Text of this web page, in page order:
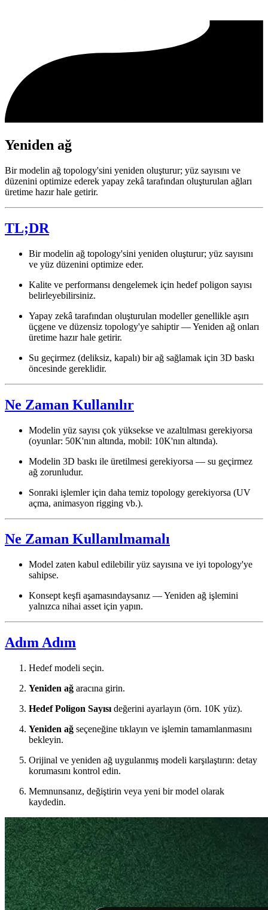
Yeniden ağ
Bir modelin ağ topology'sini yeniden oluşturur; yüz sayısını ve
düzenini optimize ederek yapay zekâ tarafından oluşturulan ağları
üretime hazır hale getirir.
TL;DR
Bir modelin ağ topology'sini yeniden oluşturur; yüz sayısını
ve yüz düzenini optimize eder.
Kalite ve performansı dengelemek için hedef poligon sayısı
belirleyebilirsiniz.
Yapay zekâ tarafından oluşturulan modeller genellikle aşırı
üçgene ve düzensiz topology'ye sahiptir — Yeniden ağ onları
üretime hazır hale getirir.
Su geçirmez (deliksiz, kapalı) bir ağ sağlamak için 3D baskı
öncesinde gereklidir.
Ne Zaman Kullanılır
Modelin yüz sayısı çok yüksekse ve azaltılması gerekiyorsa
(oyunlar: 50K'nın altında, mobil: 10K'nın altında).
Modelin 3D baskı ile üretilmesi gerekiyorsa — su geçirmez
ağ zorunludur.
Sonraki işlemler için daha temiz topology gerekiyorsa (UV
açma, animasyon rigging vb.).
Ne Zaman Kullanılmamalı
Model zaten kabul edilebilir yüz sayısına ve iyi topology'ye
sahipse.
Konsept keşfi aşamasındaysanız — Yeniden ağ işlemini
yalnızca nihai asset için yapın.
Adım Adım
Hedef modeli seçin.
Yeniden ağ aracına girin.
Hedef Poligon Sayısı değerini ayarlayın (örn. 10K yüz).
Yeniden ağ seçeneğine tıklayın ve işlemin tamamlanmasını
bekleyin.
Orijinal ve yeniden ağ uygulanmış modeli karşılaştırın: detay
korumasını kontrol edin.
Memnunsanız, değiştirin veya yeni bir model olarak
kaydedin.